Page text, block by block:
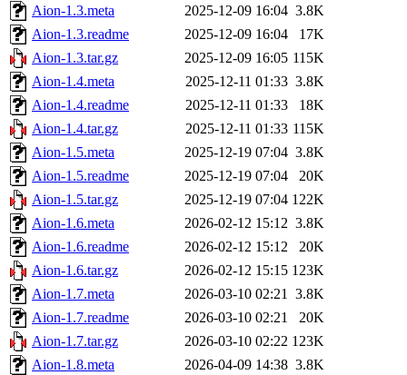
Aion-1.3.meta
2025-12-09 16:04 3.8K
Aion-1.3.readme
2025-12-09 16:04
17K
Aion-1.3.tar.gz
2025-12-09 16:05 115K
Aion-1.4.meta
2025-12-11 01:33 3.8K
Aion-1.4.readme
2025-12-11 01:33
18K
Aion-1.4.tar.gz
2025-12-11 01:33 115K
Aion-1.5.meta
2025-12-19 07:04 3.8K
Aion-1.5.readme
2025-12-19 07:04
20K
Aion-1.5.tar.gz
2025-12-19 07:04 122K
Aion-1.6.meta
2026-02-12 15:12 3.8K
Aion-1.6.readme
2026-02-12 15:12
20K
Aion-1.6.tar.gz
2026-02-12 15:15 123K
Aion-1.7.meta
2026-03-10 02:21 3.8K
Aion-1.7.readme
2026-03-10 02:21
20K
Aion-1.7.tar.gz
2026-03-10 02:22 123K
Aion-1.8.meta
2026-04-09 14:38 3.8K